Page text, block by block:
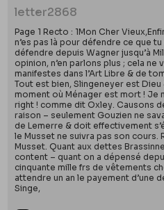
letter2868
Page 1 Recto : 1Mon Cher
n’es pas là pour défendre ce que
défendre depuis Wagner jusqu’à
opinion, n’en parlons plus ; cela ne
manifestes dans l’Art Libre & de
Tout est bien, Slingeneyer est
moment où Ménager est mort ! Je
right ! comme dit Oxley. Causons
raison – seulement Gouzien ne
de Lemerre & doit effectivement
le Musset ne suivra pas son cours.
Musset. Quant aux dettes
content – quant on a dépensé
cinquante mille frs de vêtements
attendre un an le payement d’une
Singe,